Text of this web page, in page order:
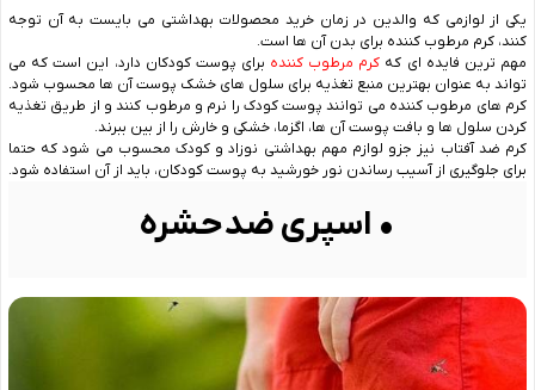
یکی از لوازمی که والدین در زمان خرید محصولات بهداشتی می ‌بایست به آن توجه
کنند، کرم مرطوب کننده برای بدن آن ها است.
مهم‌ ترین فایده‌ ای که کرم مرطوب کننده برای پوست کودکان دارد، این است که می
‌تواند به عنوان بهترین منبع تغذیه برای سلول ‌های خشک پوست آن ‌ها محسوب شود.
کرم های مرطوب کننده می‌ توانند پوست کودک را نرم و مرطوب کنند و از طریق تغذیه
کردن سلول‌ ها و بافت پوست آن ها، اگزما، خشکی و خارش را از بین ببرند.
کرم ضد آفتاب نیز جزو لوازم مهم بهداشتی نوزاد و کودک محسوب می شود که حتما
برای جلوگیری از آسیب رساندن نور خورشید به پوست کودکان، باید از آن استفاده شود.
• اسپری ضدحشره